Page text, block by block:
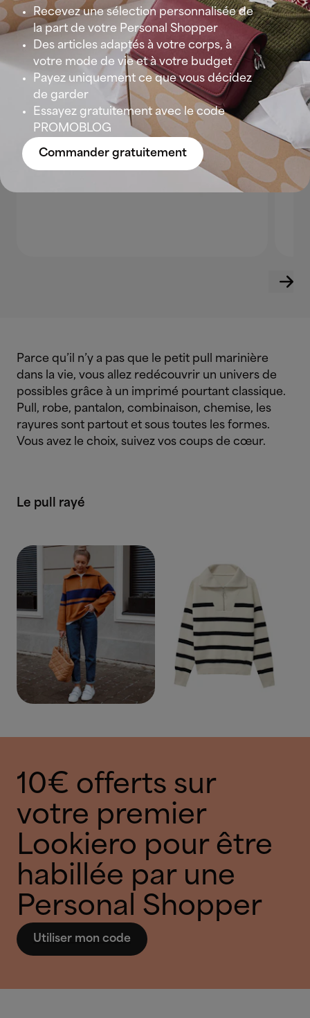
Parce qu’il n’y a pas que le petit pull marinière
dans la vie, vous allez redécouvrir un univers de
possibles grâce à un imprimé pourtant classique.
Pull, robe, pantalon, combinaison, chemise, les
rayures sont partout et sous toutes les formes.
Vous avez le choix, suivez vos coups de cœur.
Le pull rayé
10€ offerts sur
votre premier
Lookiero pour être
habillée par une
Personal Shopper
Utiliser mon code
Recevez une sélection personnalisée de
la part de votre Personal Shopper
Des articles adaptés à votre corps, à
votre mode de vie et à votre budget
Payez uniquement ce que vous décidez
de garder
Essayez gratuitement avec le code
PROMOBLOG
Commander gratuitement